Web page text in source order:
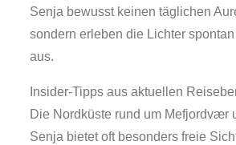
Senja bewusst keinen täglichen
sondern erleben die Lichter
aus.
Insider-Tipps aus aktuellen
Die Nordküste rund um Mefjordvær
Senja bietet oft besonders freie